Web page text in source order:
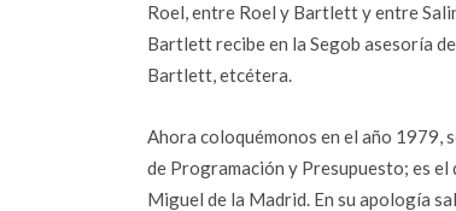
Roel, entre Roel y Bartlett y entre
Bartlett recibe en la Segob asesoría
Bartlett, etcétera.
Ahora coloquémonos en el año 1979,
de Programación y Presupuesto; es
Miguel de la Madrid. En su apología